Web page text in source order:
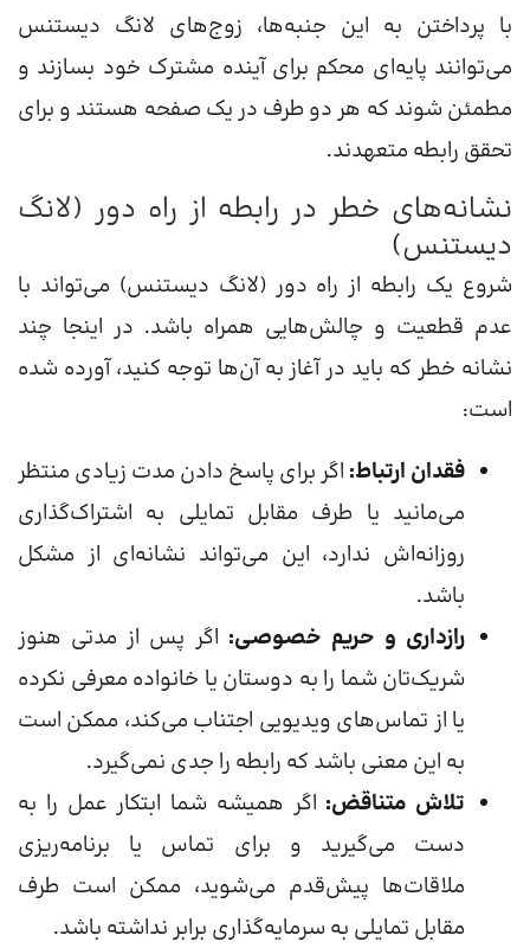
با پرداختن به این جنبه‌ها، زوج‌های لانگ دیستنس
می‌توانند پایه‌ای محکم برای آینده مشترک خود بسازند و
مطمئن شوند که هر دو طرف در یک صفحه هستند و برای
تحقق رابطه متعهدند.
نشانه‌های خطر در رابطه از راه دور (لانگ
دیستنس)
شروع یک رابطه از راه دور (لانگ دیستنس) می‌تواند با
عدم قطعیت و چالش‌هایی همراه باشد. در اینجا چند
نشانه خطر که باید در آغاز به آن‌ها توجه کنید، آورده شده
است:
فقدان ارتباط: اگر برای پاسخ دادن مدت زیادی منتظر
می‌مانید یا طرف مقابل تمایلی به اشتراک‌گذاری
روزانه‌اش ندارد، این می‌تواند نشانه‌ای از مشکل
باشد.
رازداری و حریم خصوصی: اگر پس از مدتی هنوز
شریک‌تان شما را به دوستان یا خانواده معرفی نکرده
یا از تماس‌های ویدیویی اجتناب می‌کند، ممکن است
به این معنی باشد که رابطه را جدی نمی‌گیرد.
تلاش متناقض: اگر همیشه شما ابتکار عمل را به
دست می‌گیرید و برای تماس یا برنامه‌ریزی
ملاقات‌ها پیش‌قدم می‌شوید، ممکن است طرف
مقابل تمایلی به سرمایه‌گذاری برابر نداشته باشد.